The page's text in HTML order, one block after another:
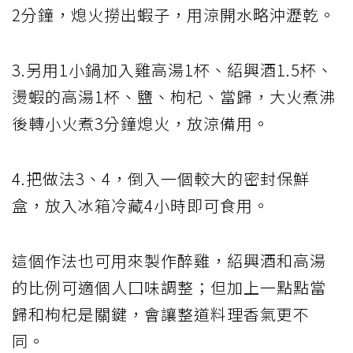
2分鐘，熄火撈出蝦子，用涼開水略沖瀝乾。
3.另用1小鍋加入雞高湯1杯、紹興酒1.5杯、
燙蝦的高湯1杯、鹽、枸杞、當歸，大火煮沸
後轉小火煮3分鐘熄火，放涼備用。
4.把做法3、4，倒入一個較大的密封保鮮
盒，放入冰箱冷藏4小時即可食用。
這個作法也可用來製作醉雞，紹興酒和高湯
的比例可適個人囗味調整；但加上一點點當
歸和枸杞是關鍵，會讓整道料理香氣更不
同。